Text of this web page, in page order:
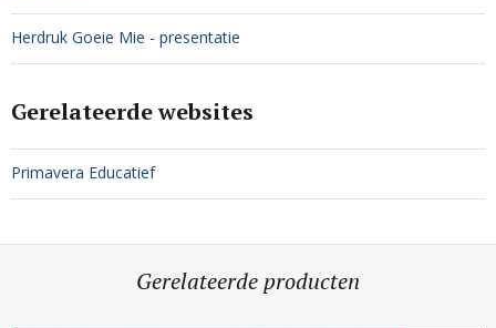
Herdruk Goeie Mie - presentatie
Gerelateerde websites
Primavera Educatief
Gerelateerde producten